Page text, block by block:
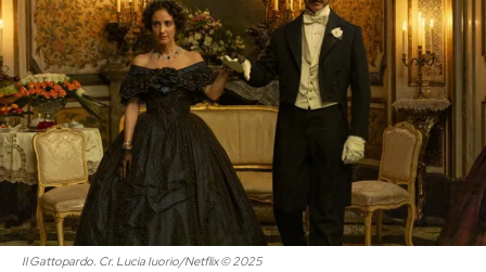
Il Gattopardo. Cr. Lucia Iuorio/Netflix © 2025